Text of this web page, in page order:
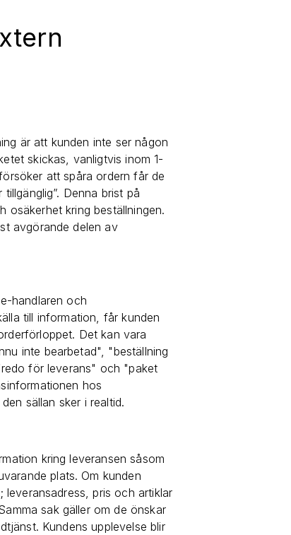
är att kunden inte ser någon
skickas, vanligtvis inom 1-
att spåra ordern får de
Denna brist på
osäkerhet kring beställningen.
avgörande delen av
handlaren och
till information, får kunden
Det kan vara
inte bearbetad", "beställning
för leverans" och "paket
hos
sällan sker i realtid.
kring leveransen såsom
plats. Om kunden
pris och artiklar
sak gäller om de önskar
Kundens upplevelse blir